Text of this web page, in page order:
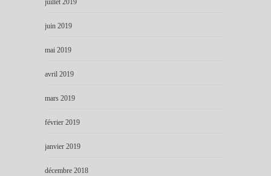
juillet 2019
juin 2019
mai 2019
avril 2019
mars 2019
février 2019
janvier 2019
décembre 2018